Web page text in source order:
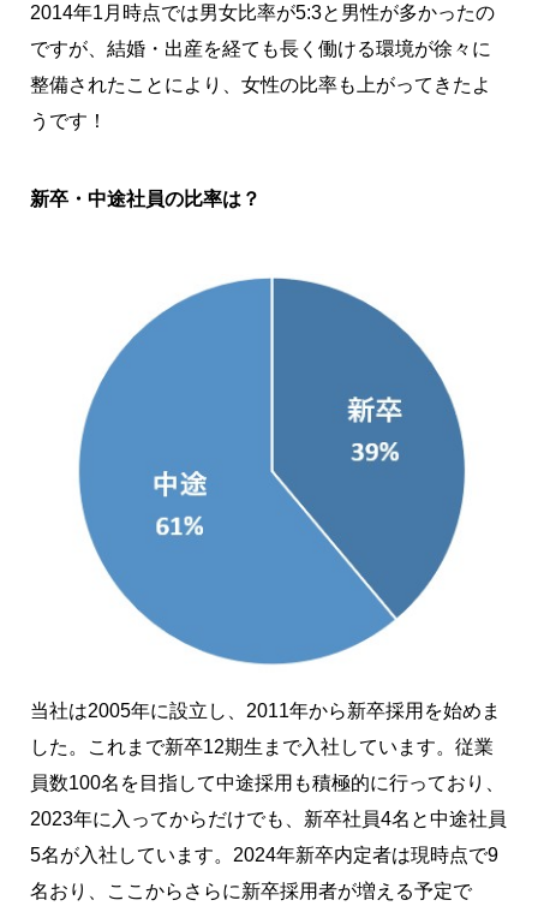
2014年1月時点では男女比率が5:3と男性が多かったの
ですが、結婚・出産を経ても長く働ける環境が徐々に
整備されたことにより、女性の比率も上がってきたよ
うです！
新卒・中途社員の比率は？
当社は2005年に設立し、2011年から新卒採用を始めま
した。これまで新卒12期生まで入社しています。従業
員数100名を目指して中途採用も積極的に行っており、
2023年に入ってからだけでも、新卒社員4名と中途社員
5名が入社しています。2024年新卒内定者は現時点で9
名おり、ここからさらに新卒採用者が増える予定で